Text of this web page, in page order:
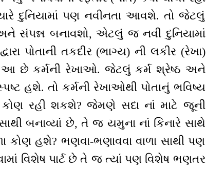
દુનિયામાં પણ નવીનતા આવશે. તો જેટલું
સંપન્ન બનાવશો, એટલું જ નવી દુનિયામાં
પોતાની તકદીર (ભાગ્ય) ની લકીર (રેખા)
છે કર્મની રેખાઓ. જેટલું કર્મ શ્રેષ્ઠ અને
હશે. તો કર્મની રેખાઓથી પોતાનું ભવિષ્ય
રહી શકશે? જેમણે સદા નાં માટે જૂની
બનાવ્યાં છે, તે જ યમુના નાં કિનારે સાથે
કોણ હશે? ભણવા-ભણાવવા વાળા સાથી પણ
વિશેષ પાર્ટ છે તે જ ત્યાં પણ વિશેષ ભણતર